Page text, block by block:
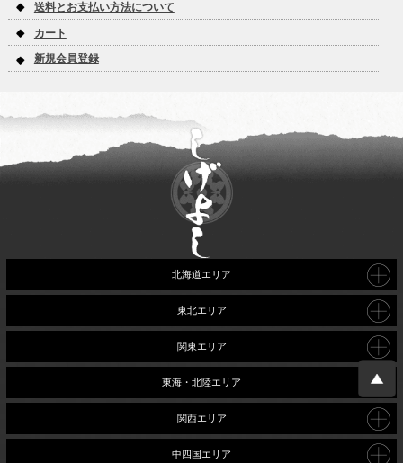
送料とお支払い方法について
カート
新規会員登録
北海道エリア
東北エリア
関東エリア
東海・北陸エリア
関西エリア
中四国エリア